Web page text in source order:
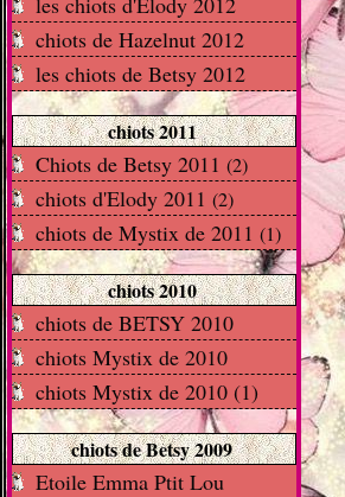
chiots de Hazelnut 2012
les chiots de Betsy 2012
chiots 2011
Chiots de Betsy 2011 (2)
chiots d'Elody 2011 (2)
chiots de Mystix de 2011 (1)
chiots 2010
chiots de BETSY 2010
chiots Mystix de 2010
chiots Mystix de 2010 (1)
chiots de Betsy 2009
Etoile Emma Ptit Lou